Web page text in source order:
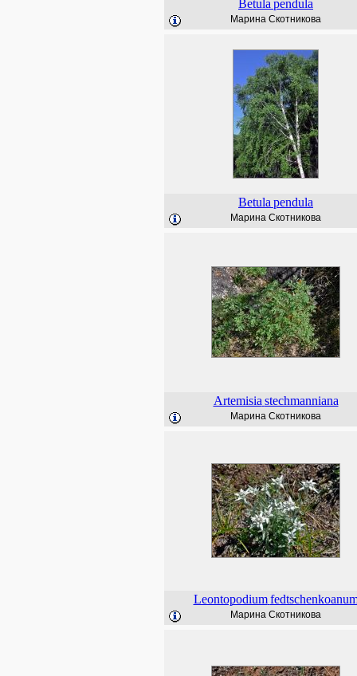
Betula pendula
Марина Скотникова
Betula pendula
Марина Скотникова
Artemisia stechmanniana
Марина Скотникова
Leontopodium
Марина Скотникова